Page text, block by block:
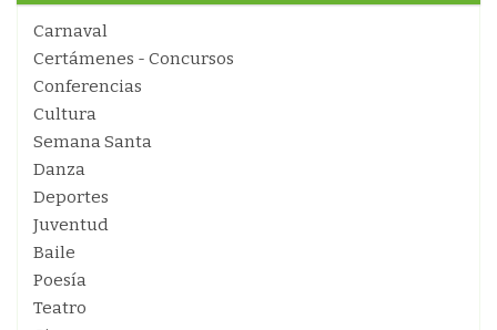
Carnaval
Certámenes - Concursos
Conferencias
Cultura
Semana Santa
Danza
Deportes
Juventud
Baile
Poesía
Teatro